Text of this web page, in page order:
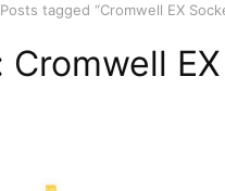
Posts tagged “Cromwell EX
Cromwell